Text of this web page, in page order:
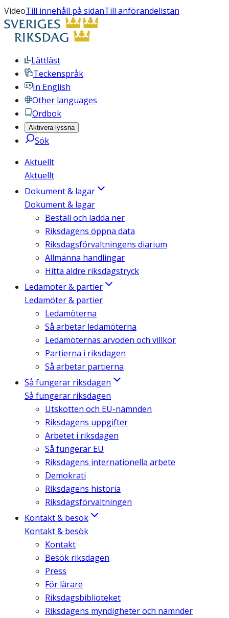
VideoTill innehåll på sidanTill anförandelistan
Lättläst
Teckenspråk
In English
Other languages
Ordbok
Aktivera lyssna
Sök
Aktuellt
Aktuellt
Dokument & lagar
Dokument & lagar
Beställ och ladda ner
Riksdagens öppna data
Riksdagsförvaltningens diarium
Allmänna handlingar
Hitta äldre riksdagstryck
Ledamöter & partier
Ledamöter & partier
Ledamöterna
Så arbetar ledamöterna
Ledamöternas arvoden och villkor
Partierna i riksdagen
Så arbetar partierna
Så fungerar riksdagen
Så fungerar riksdagen
Utskotten och EU-nämnden
Riksdagens uppgifter
Arbetet i riksdagen
Så fungerar EU
Riksdagens internationella arbete
Demokrati
Riksdagens historia
Riksdagsförvaltningen
Kontakt & besök
Kontakt & besök
Kontakt
Besök riksdagen
Press
För lärare
Riksdagsbiblioteket
Riksdagens myndigheter och nämnder